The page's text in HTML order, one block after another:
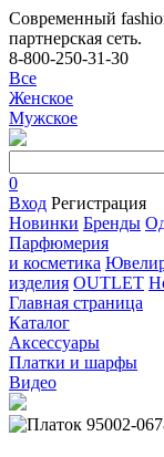
Современный
партнерская сеть.
8-800-250-31-30
Все
Женское
Мужское
0
Вход Регистрация
Новинки Бренды
Парфюмерия
и косметика
изделия OUTLET
Главная страница
Каталог
Аксессуары
Платки и шарфы
Видео